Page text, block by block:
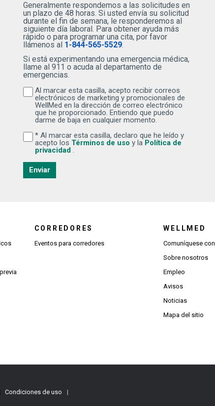
Generalmente respondemos a las solicitudes en
un plazo de 48 horas. Si usted envía su solicitud
durante el fin de semana, le responderemos al
siguiente día laboral. Para obtener ayuda más
rápido o para programar una cita, por favor
llámenos al 1-844-565-5529.
Si está experimentando una emergencia médica,
llame al 911 o acuda al departamento de
emergencias.
Al marcar esta casilla, acepto recibir correos
Al marcar esta casilla, acepto recibir correos
electrónicos de marketing y promocionales de
WellMed en la dirección de correo electrónico
que he proporcionado. Entiendo que puedo
darme de baja en cualquier momento.
Al marcar esta casilla, declaro que he leído y
* Al marcar esta casilla, declaro que he leído y
acepto los Términos de uso (Se abre una ventana
y la Política de
privacidad
(Se abre una ventana nueva)
.
Enviar
(Se abre una ventana nueva)
CORREDORES
Eventos para corredores
WELLMED
Comuníquese
Sobre nosotros
Empleo
Avisos
Noticias
Mapa del sitio
Condiciones de uso
|